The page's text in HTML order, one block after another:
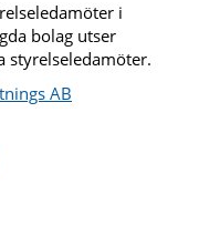
i
bolag utser
styrelseledamöter.
AB